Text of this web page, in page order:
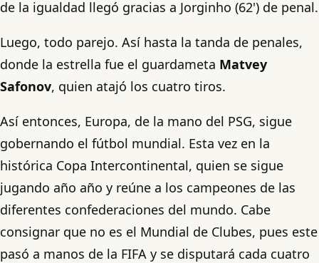
de la igualdad llegó gracias a Jorginho (62') de penal.
Luego, todo parejo. Así hasta la tanda de penales,
donde la estrella fue el guardameta Matvey
Safonov, quien atajó los cuatro tiros.
Así entonces, Europa, de la mano del PSG, sigue
gobernando el fútbol mundial. Esta vez en la
histórica Copa Intercontinental, quien se sigue
jugando año año y reúne a los campeones de las
diferentes confederaciones del mundo. Cabe
consignar que no es el Mundial de Clubes, pues este
pasó a manos de la FIFA y se disputará cada cuatro